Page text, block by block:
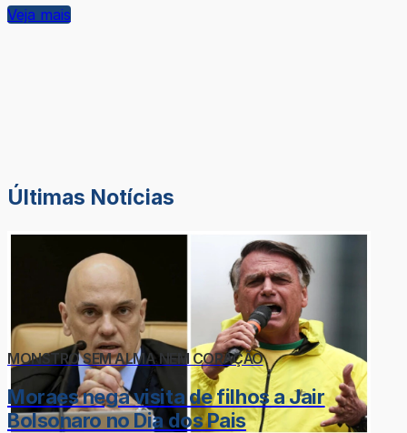
Veja mais
Últimas Notícias
MONSTRO SEM ALMA NEM CORAÇÃO
Moraes nega visita de filhos a Jair
Bolsonaro no Dia dos Pais